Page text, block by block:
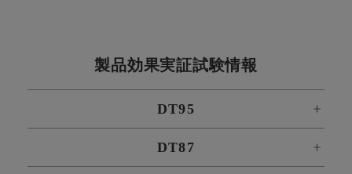
製品効果実証試験情報
DT95
DT87